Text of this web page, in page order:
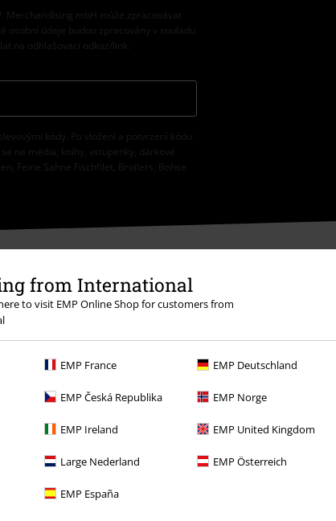
from International
to visit EMP Online Shop for customers from
EMP France EMP Deutschland
EMP Česká Republika EMP Norge
EMP Ireland EMP United Kingdom
Large Nederland EMP Österreich
EMP España
Merchandising mbH může zpracovávat
osobní údaje budou zpracovány v souladu
na odhlašovací odkaz/link.
kódy. Po vložení a potvrzení kódu
na média, knihy, vstupenky, dárkové
Feine Sahne Fischfilet, Broilers, Böhse
Dozvědět se více
Nabídky pro vás
Soutěž